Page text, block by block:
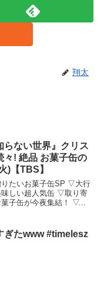
翔太
らない世界』クリス
々! 絶品 お菓子缶の
)【TBS】
りたいお菓子缶SP ▽大行
味しい超人気缶 ▽取り寄
子缶が今夜集結！ ▽デ
ぎたwww #timelesz